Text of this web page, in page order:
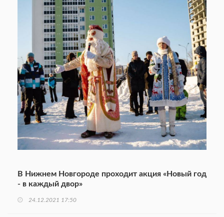
В Нижнем Новгороде проходит акция «Новый год
- в каждый двор»
24.12.2021 17:50